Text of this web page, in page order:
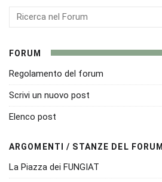
FORUM
Regolamento del forum
Scrivi un nuovo post
Elenco post
ARGOMENTI / STANZE DEL FORUM
La Piazza dei FUNGIAT